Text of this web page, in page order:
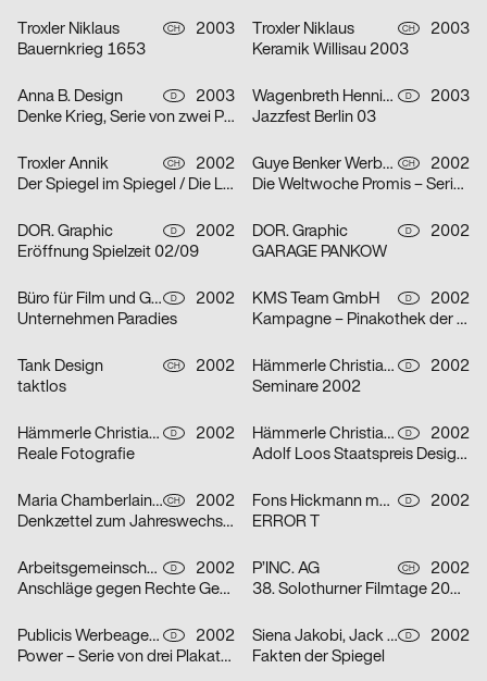
Troxler Niklaus CH
2003
Bauernkrieg 1653
Troxler Niklaus CH
2003
Keramik Willisau 2003
Anna B. Design D
2003
Denke Krieg, Serie von zwei Plakaten
Wagenbreth Henning D
2003
Jazzfest Berlin 03
Troxler Annik CH
2002
Der Spiegel im Spiegel / Die Leiden des Jungwerdens / Die Muse mit der scharfen Zunge – Serie von dr
Guye Benker Werbeagentur AG BSW CH
2002
Die Weltwoche Promis – Serie von drei Plakaten
DOR. Graphic D
2002
Eröffnung Spielzeit 02/09
DOR. Graphic D
2002
GARAGE PANKOW
Büro für Film und Gestaltung D
2002
Unternehmen Paradies
KMS Team GmbH D
2002
Kampagne – Pinakothek der Moderne – Serie von zwei Plakaten
Tank Design CH
2002
taktlos
Hämmerle Christiane, Timo Thurner D
2002
Seminare 2002
Hämmerle Christiane, Timo Thurner D
2002
Reale Fotografie
Hämmerle Christiane, Timo Thurner D
2002
Adolf Loos Staatspreis Design 2001
Maria Chamberlain, Fabienne Bissig, Ibrahim Hasan CH
2002
Denkzettel zum Jahreswechsel: Letztes Abendmahl / Ohne Ausnahme / o. T. – Serie von drei Plakaten
Fons Hickmann m23 D
2002
ERROR T
Arbeitsgemeinschaft für visuelle und verbale Kommunikation Uwe Loesch D
2002
Anschläge gegen Rechte Gewalt
P’INC. AG CH
2002
38. Solothurner Filmtage 2003 – Serie von zwei Plakaten
Publicis Werbeagentur GmbH D
2002
Power – Serie von drei Plakaten
Siena Jakobi, Jack Kraska, Niels Verhaag D
2002
Fakten der Spiegel